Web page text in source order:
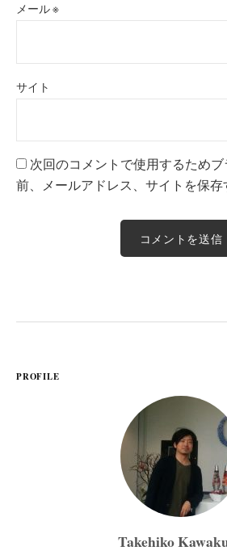
メール※
サイト
次回のコメントで使用するため
前、メールアドレス、サイトを保存
PROFILE
Takehiko